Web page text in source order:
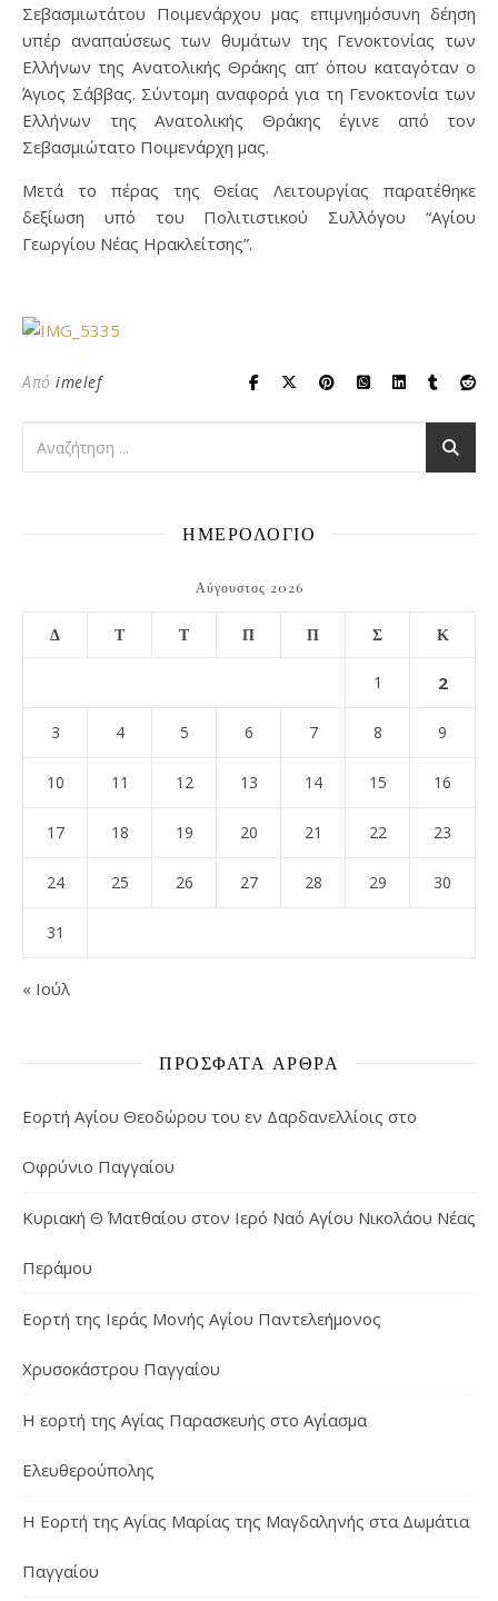
Σεβασμιωτάτου Ποιμενάρχου μας επιμνημόσυνη δέηση
υπέρ αναπαύσεως των θυμάτων της Γενοκτονίας των
Ελλήνων της Ανατολικής Θράκης απ’ όπου καταγόταν ο
Άγιος Σάββας. Σύντομη αναφορά για τη Γενοκτονία των
Ελλήνων της Ανατολικής Θράκης έγινε από τον
Σεβασμιώτατο Ποιμενάρχη μας.
Μετά το πέρας της Θείας Λειτουργίας παρατέθηκε
δεξίωση υπό του Πολιτιστικού Συλλόγου “Αγίου
Γεωργίου Νέας Ηρακλείτσης”.
Από imelef
ΗΜΕΡΟΛΟΓΙΟ
Αύγουστος 2026
Δ Τ Τ Π Π Σ Κ
1 2
3 4 5 6 7 8 9
10 11 12 13 14 15 16
17 18 19 20 21 22 23
24 25 26 27 28 29 30
31
« Ιούλ
ΠΡΌΣΦΑΤΑ ΆΡΘΡΑ
Εορτή Αγίου Θεοδώρου του εν Δαρδανελλίοις στο
Οφρύνιο Παγγαίου
Κυριακή Θ΄ Ματθαίου στον Ιερό Ναό Αγίου Νικολάου Νέας
Περάμου
Εορτή της Ιεράς Μονής Αγίου Παντελεήμονος
Χρυσοκάστρου Παγγαίου
Η εορτή της Αγίας Παρασκευής στο Αγίασμα
Ελευθερούπολης
H Εορτή της Αγίας Μαρίας της Μαγδαληνής στα Δωμάτια
Παγγαίου